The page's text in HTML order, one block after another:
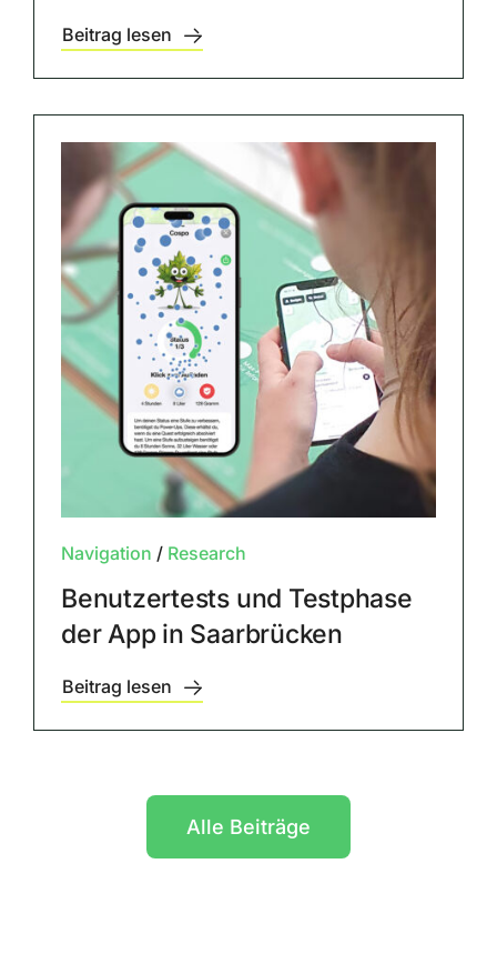
Beitrag lesen
Navigation / Research
Benutzertests und Testphase
der App in Saarbrücken
Beitrag lesen
Alle Beiträge